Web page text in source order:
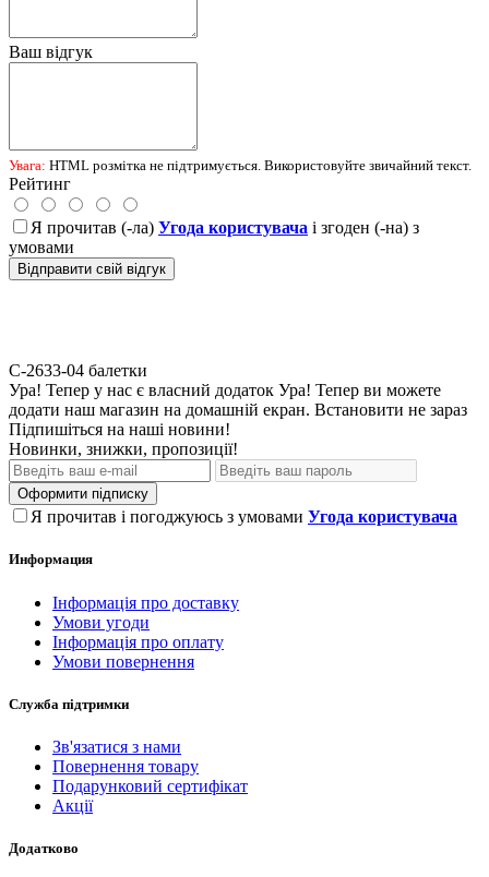
Ваш відгук
Увага: HTML розмітка не підтримується. Використовуйте звичайний текст.
Рейтинг
Я прочитав (-ла) Угода користувача і згоден (-на) з
умовами
Відправити свій відгук
С-2633-04 балетки
Ура! Тепер у нас є власний додаток Ура! Тепер ви можете
додати наш магазин на домашній екран. Встановити не зараз
Підпишіться на наші новини!
Новинки, знижки, пропозиції!
Оформити підписку
Я прочитав і погоджуюсь з умовами Угода користувача
Информация
Інформація про доставку
Умови угоди
Інформація про оплату
Умови повернення
Служба підтримки
Зв'язатися з нами
Повернення товару
Подарунковий сертифікат
Акції
Додатково